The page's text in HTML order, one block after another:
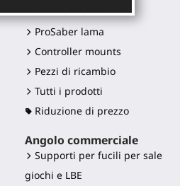
SWINGiT Golf Club
ProSaber lama
Controller mounts
Pezzi di ricambio
Tutti i prodotti
Riduzione di prezzo
Angolo commerciale
Supporti per fucili per sale
giochi e LBE